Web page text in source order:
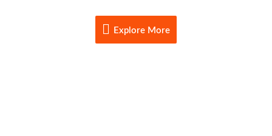
Explore
More
Explore More